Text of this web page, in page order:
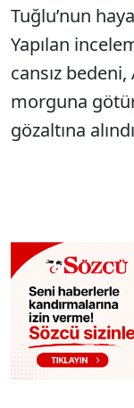
Tuğlu’nun
Yapılan
cansız
morguna
gözaltına